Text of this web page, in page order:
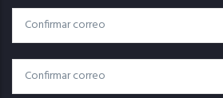
Correo
Electrónico
Correo Electrónico
Confirmar Correo